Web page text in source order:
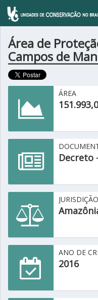
Área de
Campos de
ÁREA
Decreto
ANO DE
2016